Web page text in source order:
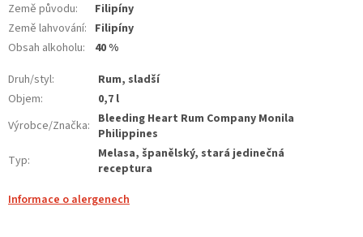
Země původu:
Filipíny
Země lahvování: Filipíny
Obsah alkoholu:
40 %
Druh/styl:
Rum, sladší
Objem:
0,7 l
Výrobce/Značka: Bleeding Heart Rum Company Monila
Philippines
Typ:
Melasa, španělský, stará jedinečná
receptura
Informace o alergenech